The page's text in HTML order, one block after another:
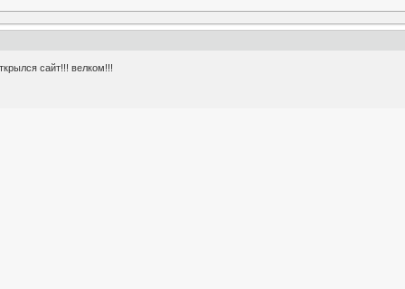
сайт!!! велком!!!